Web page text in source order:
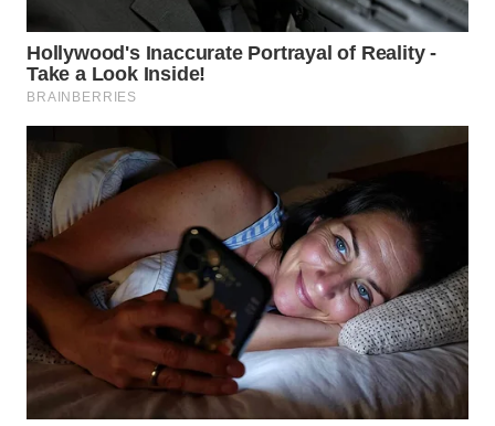
UTARA
WN
SAMOSIR
WN
PADANG
LAWAS
WN
SUMEDANG
WN
CIANJUR